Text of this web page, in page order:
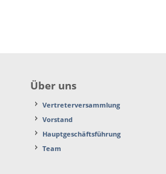
Über uns
Vertreterversammlung
Vorstand
Hauptgeschäftsführung
Team